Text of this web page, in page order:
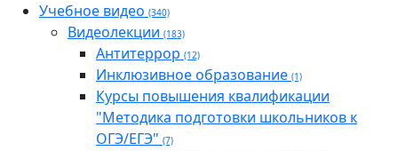
Учебное видео (340)
Видеолекции (183)
Антитеррор (12)
Инклюзивное образование (1)
Курсы повышения квалификации
"Методика подготовки школьников к
ОГЭ/ЕГЭ" (7)